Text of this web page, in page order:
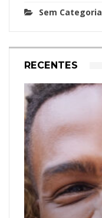
Sem Categoria
RECENTES